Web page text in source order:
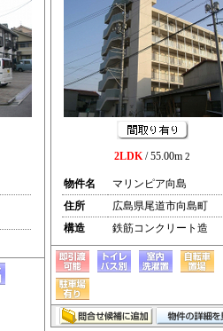
2LDK/ 55.00m 2
物件名
マリンピア向島
住所
広島県尾道市向島町
構造
鉄筋コンクリート造